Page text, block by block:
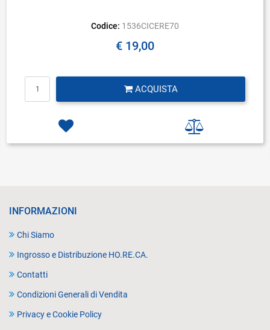
Codice: 1536CICERE70
€ 19,00
ACQUISTA
INFORMAZIONI
Chi Siamo
Ingrosso e Distribuzione HO.RE.CA.
Contatti
Condizioni Generali di Vendita
Privacy e Cookie Policy